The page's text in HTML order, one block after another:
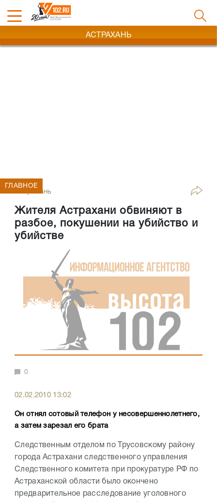
АСТРАХАНЬ
Астрахань
Жителя Астрахани обвиняют в
разбое, покушении на убийство и
убийстве
ГЛАВНОЕ
0
02.02.2010 13:02
Он отнял сотовый телефон у несовершеннолетнего,
а затем зарезал его брата
Следственным отделом по Трусовскому району
города Астрахани следственного управления
Следственного комитета при прокуратуре РФ по
Астраханской области было окончено
предварительное расследование уголовного